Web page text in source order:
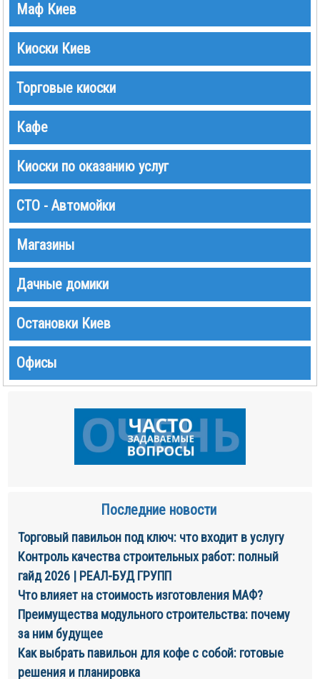
Маф Киев
Киоски Киев
Торговые киоски
Кафе
Киоски по оказанию услуг
СТО - Автомойки
Магазины
Дачные домики
Остановки Киев
Офисы
Последние новости
Торговый павильон под ключ: что входит в услугу
Контроль качества строительных работ: полный
гайд 2026 | РЕАЛ-БУД ГРУПП
Что влияет на стоимость изготовления МАФ?
Преимущества модульного строительства: почему
за ним будущее
Как выбрать павильон для кофе с собой: готовые
решения и планировка